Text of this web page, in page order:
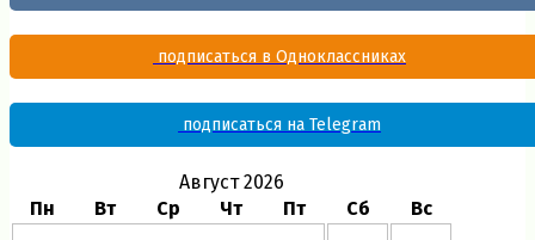
подписаться в Одноклассниках
подписаться на Telegram
Август 2026
Пн
Вт Ср Чт Пт Сб Вс